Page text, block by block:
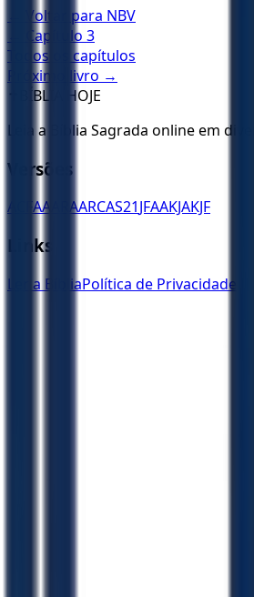
← Voltar para NBV
← Capítulo 3
Todos os capítulos
Próximo livro →
BÍBLIA HOJE
Leia a Bíblia Sagrada online em
Versões
ACFAA ARAARCAS21JFAAKJAKJF
Links
Ler a BíbliaPolítica de Privacidade